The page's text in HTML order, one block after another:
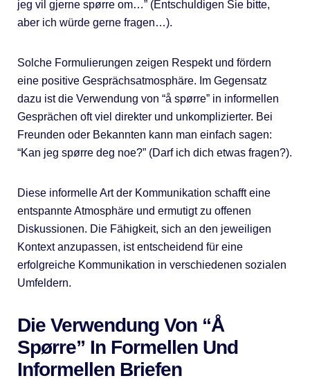
jeg vil gjerne spørre om…” (Entschuldigen Sie bitte,
aber ich würde gerne fragen…).
Solche Formulierungen zeigen Respekt und fördern
eine positive Gesprächsatmosphäre. Im Gegensatz
dazu ist die Verwendung von “å spørre” in informellen
Gesprächen oft viel direkter und unkomplizierter. Bei
Freunden oder Bekannten kann man einfach sagen:
“Kan jeg spørre deg noe?” (Darf ich dich etwas fragen?).
Diese informelle Art der Kommunikation schafft eine
entspannte Atmosphäre und ermutigt zu offenen
Diskussionen. Die Fähigkeit, sich an den jeweiligen
Kontext anzupassen, ist entscheidend für eine
erfolgreiche Kommunikation in verschiedenen sozialen
Umfeldern.
Die Verwendung Von “Å
Spørre” In Formellen Und
Informellen Briefen